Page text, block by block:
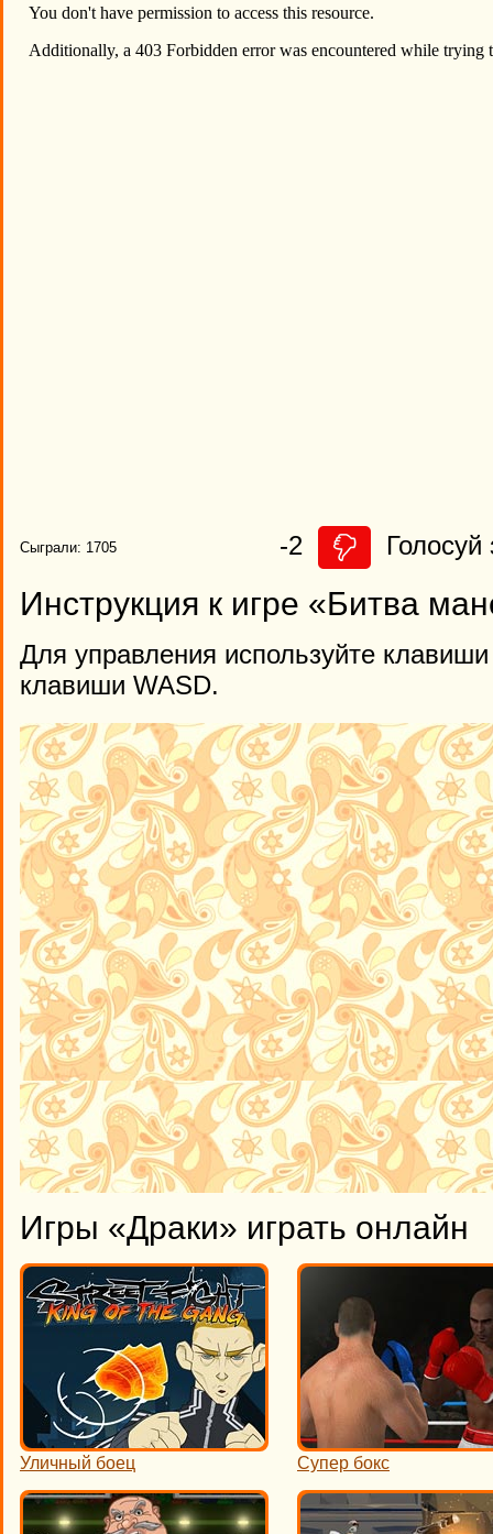
Сыграли: 1705 -2 Голосуй
Инструкция к игре «Битва
Для управления используйте
клавиши WASD.
Игры «Драки» играть онлайн
Уличный боец Супер бокс